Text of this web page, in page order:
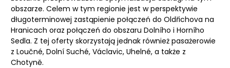
obszarze. Celem w tym regionie jest w perspektywie
długoterminowej zastąpienie połączeń do Oldřichova na
Hranicach oraz połączeń do obszaru Dolního i Horního
Sedla. Z tej oferty skorzystają jednak również pasażerowie
z Loučné, Dolní Suché, Václavic, Uhelné, a także z
Chotyně.